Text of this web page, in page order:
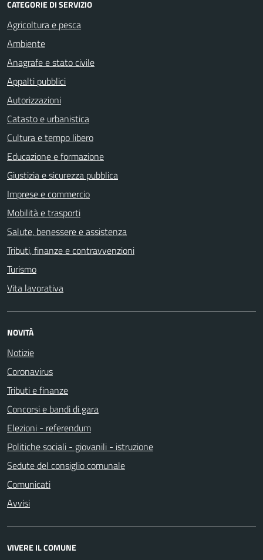
CATEGORIE DI SERVIZIO
Agricoltura e pesca
Ambiente
Anagrafe e stato civile
Appalti pubblici
Autorizzazioni
Catasto e urbanistica
Cultura e tempo libero
Educazione e formazione
Giustizia e sicurezza pubblica
Imprese e commercio
Mobilità e trasporti
Salute, benessere e assistenza
Tributi, finanze e contravvenzioni
Turismo
Vita lavorativa
NOVITÀ
Notizie
Coronavirus
Tributi e finanze
Concorsi e bandi di gara
Elezioni - referendum
Politiche sociali - giovanili - istruzione
Sedute del consiglio comunale
Comunicati
Avvisi
VIVERE IL COMUNE